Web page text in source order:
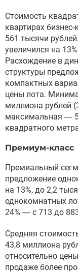
Стоимость
квартирах
561 тысячи
увеличился на
Расхождение в
структуры
компактных
цены лота.
миллиона рублей
максимальная —
квадратного
Премиум-класс
Премиальный
предложение
на 13%, до 2,2
однокомнатных
24% — с 713 до
Средняя
43,8 миллиона
относительно
продаже более